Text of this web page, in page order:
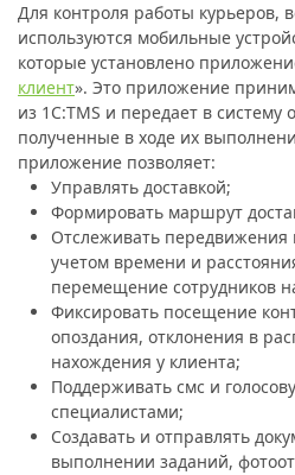
Для контроля работы курьеров,
используются мобильные
которые установлено
клиент». Это приложение
из 1С:TMS и передает в систему
полученные в ходе их
приложение позволяет:
Управлять доставкой;
Формировать маршрут
Отслеживать передвижения
учетом времени и
перемещение сотрудников
Фиксировать посещение
опоздания, отклонения в
нахождения у клиента;
Поддерживать смс и
специалистами;
Создавать и отправлять
выполнении заданий,